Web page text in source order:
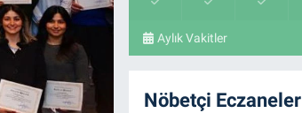
Aylık Vakitler
Nöbetçi Eczaneler